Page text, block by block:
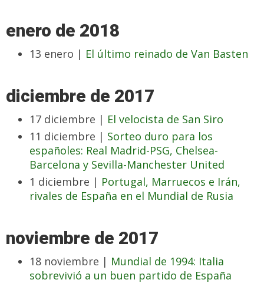
enero de 2018
13 enero | El último reinado de Van Basten
diciembre de 2017
17 diciembre | El velocista de San Siro
11 diciembre | Sorteo duro para los
españoles: Real Madrid-PSG, Chelsea-
Barcelona y Sevilla-Manchester United
1 diciembre | Portugal, Marruecos e Irán,
rivales de España en el Mundial de Rusia
noviembre de 2017
18 noviembre | Mundial de 1994: Italia
sobrevivió a un buen partido de España